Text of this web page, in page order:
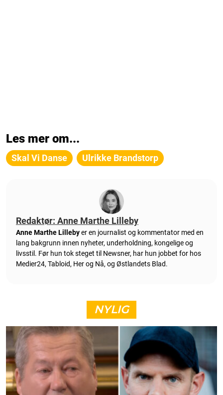
Les mer om...
Skal Vi Danse Ulrikke Brandstorp
Redaktør: Anne Marthe Lilleby
Anne Marthe Lillebyer en journalist og kommentator med en
lang bakgrunn innen nyheter, underholdning, kongelige og
livsstil. Før hun tok steget til Newsner, har hun jobbet for hos
Medier24, Tabloid, Her og Nå, og Østlandets Blad.
NYLIG